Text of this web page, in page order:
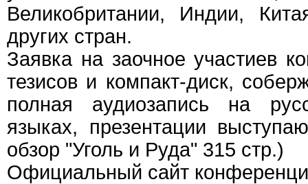
Великобритании, Индии,
других стран.
Заявка на заочное участиев
тезисов и компакт-диск,
полная аудиозапись на
языках, презентации
обзор "Уголь и Руда" 315 стр.)
Официальный сайт